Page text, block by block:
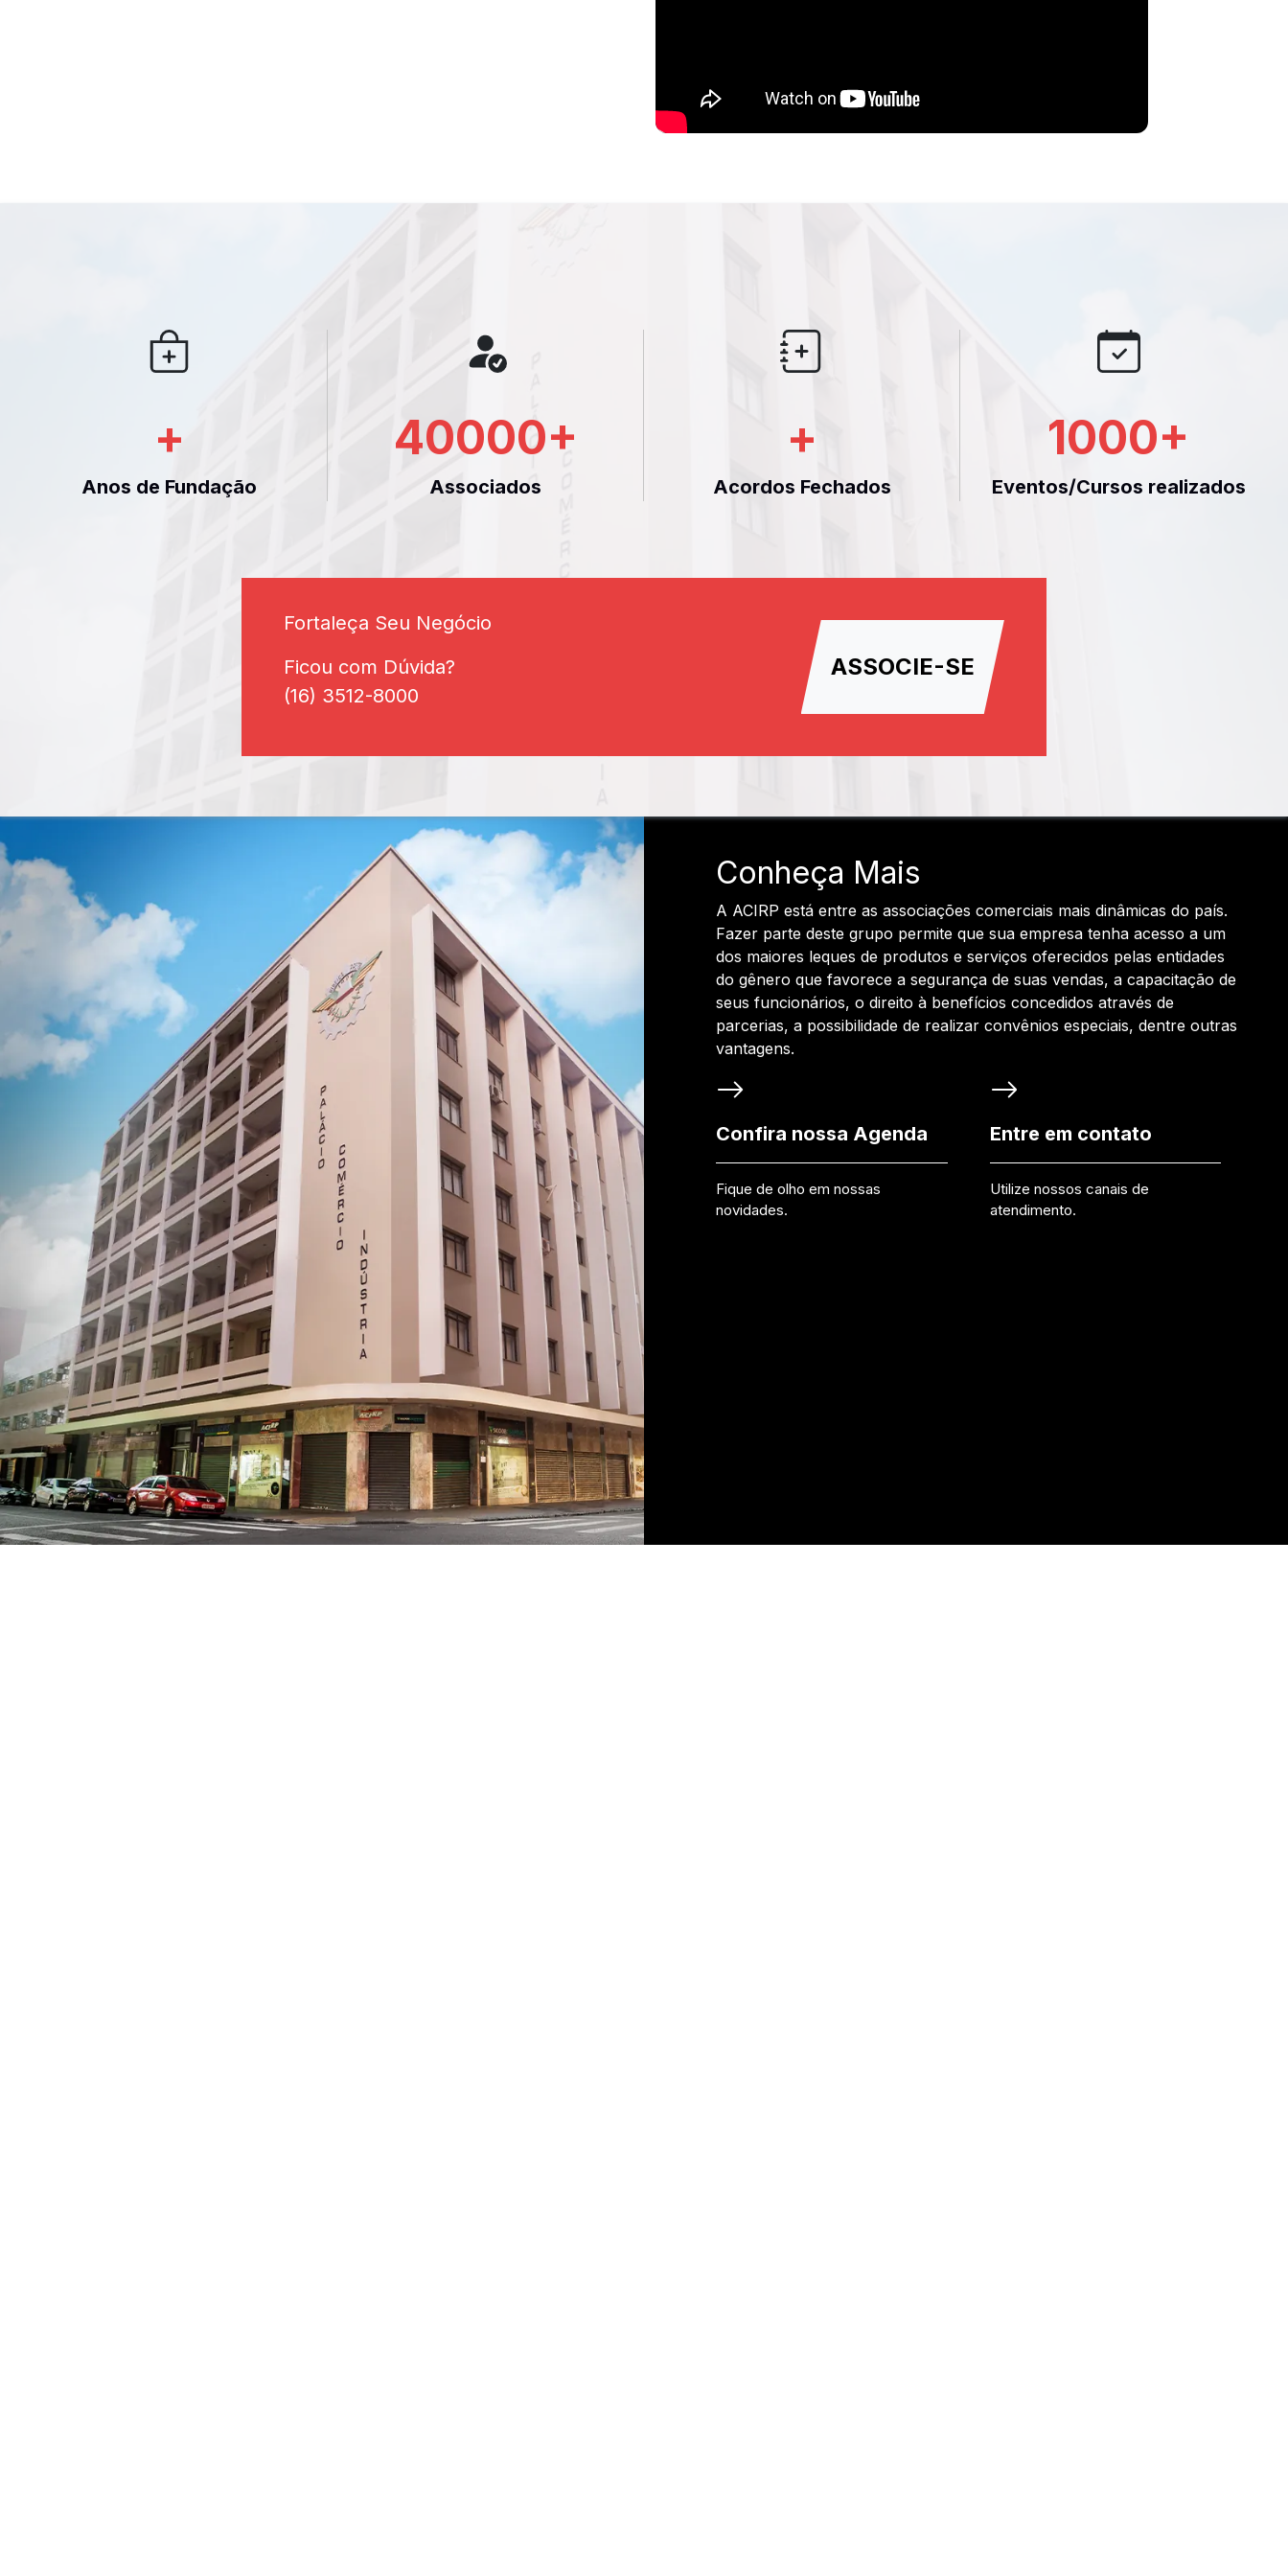
+
Anos de Fundação
40000+
Associados
+
Acordos Fechados
1000+
Eventos/Cursos realizados
Fortaleça Seu Negócio
Ficou com Dúvida?
(16) 3512-8000
ASSOCIE-SE
Conheça Mais
A ACIRP está entre as associações comerciais mais dinâmicas do país.
Fazer parte deste grupo permite que sua empresa tenha acesso a um
dos maiores leques de produtos e serviços oferecidos pelas entidades
do gênero que favorece a segurança de suas vendas, a capacitação de
seus funcionários, o direito à benefícios concedidos através de
parcerias, a possibilidade de realizar convênios especiais, dentre outras
vantagens.
Confira nossa Agenda
Fique de olho em nossas
novidades.
Entre em contato
Utilize nossos canais de
atendimento.